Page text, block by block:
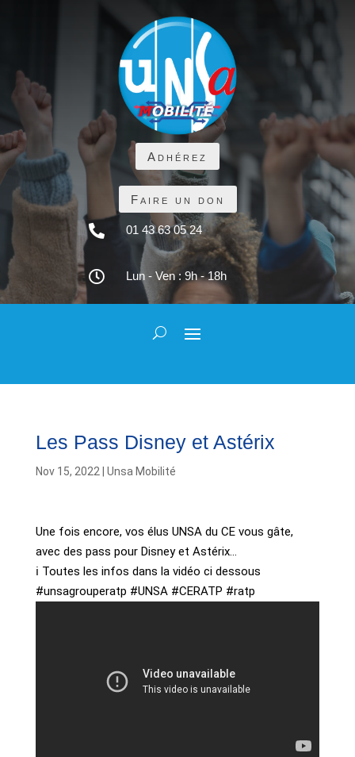
Adhérez
Faire un don
 01 43 63 05 24
 Lun - Ven : 9h - 18h
Les Pass Disney et Astérix
Nov 15, 2022| Unsa Mobilité
Une fois encore, vos élus UNSA du CE vous gâte,
avec des pass pour Disney et Astérix…
ℹ️ Toutes les infos dans la vidéo ci dessous
#unsagrouperatp #UNSA #CERATP #ratp